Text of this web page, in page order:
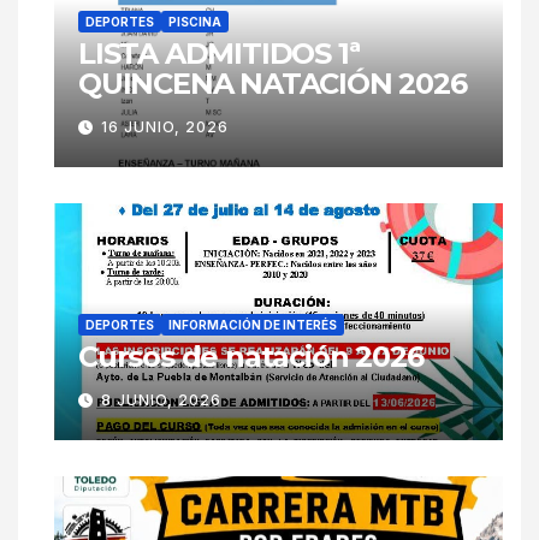
DEPORTES PISCINA
LISTA ADMITIDOS 1ª
QUINCENA NATACIÓN 2026
16 JUNIO, 2026
DEPORTES INFORMACIÓN DE INTERÉS
Cursos de natación 2026
8 JUNIO, 2026